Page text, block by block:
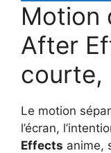
Motion
After
courte,
Le motion
l’écran,
Effects anime,